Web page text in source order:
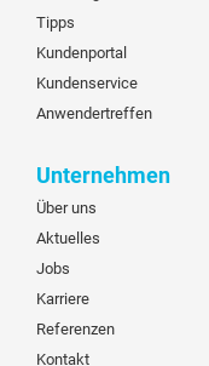
Tipps
Kundenportal
Kundenservice
Anwendertreffen
Unternehmen
Über uns
Aktuelles
Jobs
Karriere
Referenzen
Kontakt